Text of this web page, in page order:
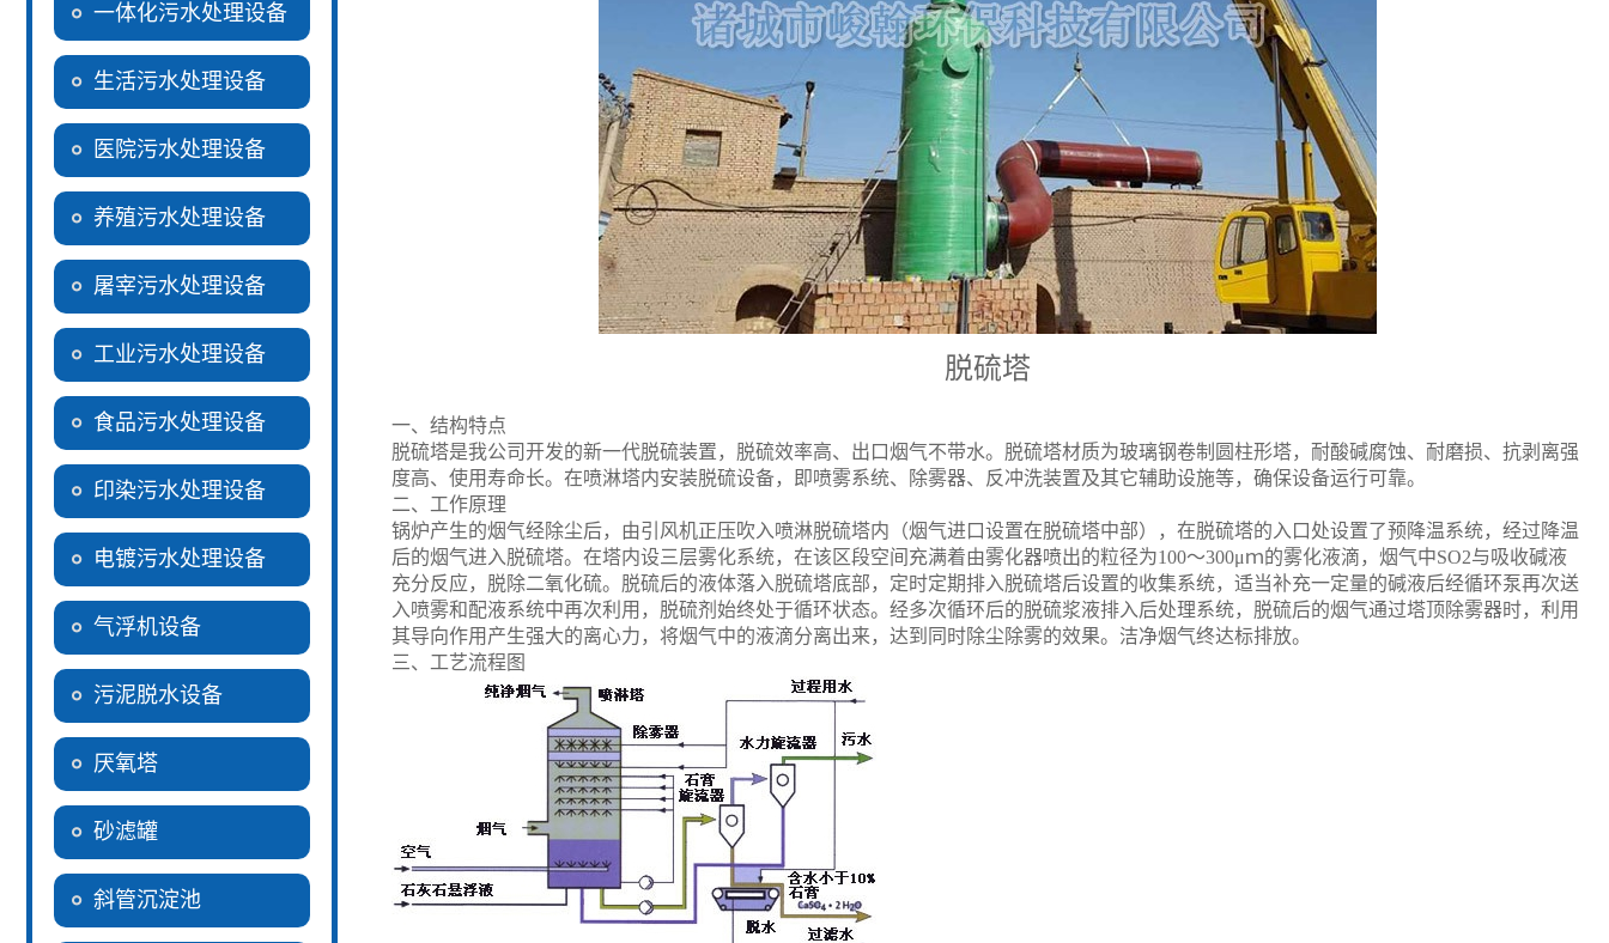
一体化污水处理设备
生活污水处理设备
医院污水处理设备
养殖污水处理设备
屠宰污水处理设备
工业污水处理设备
食品污水处理设备
印染污水处理设备
电镀污水处理设备
气浮机设备
污泥脱水设备
厌氧塔
砂滤罐
斜管沉淀池
脱硫塔
一、结构特点
脱硫塔是我公司开发的新一代脱硫装置，脱硫效率高、出口烟气不带水。脱硫塔材质为玻璃钢卷制圆柱形塔，耐酸碱腐蚀、耐磨损、抗剥离强
度高、使用寿命长。在喷淋塔内安装脱硫设备，即喷雾系统、除雾器、反冲洗装置及其它辅助设施等，确保设备运行可靠。
二、工作原理
锅炉产生的烟气经除尘后，由引风机正压吹入喷淋脱硫塔内（烟气进口设置在脱硫塔中部），在脱硫塔的入口处设置了预降温系统，经过降温
后的烟气进入脱硫塔。在塔内设三层雾化系统，在该区段空间充满着由雾化器喷出的粒径为100～300μｍ的雾化液滴，烟气中SO2与吸收碱液
充分反应，脱除二氧化硫。脱硫后的液体落入脱硫塔底部，定时定期排入脱硫塔后设置的收集系统，适当补充一定量的碱液后经循环泵再次送
入喷雾和配液系统中再次利用，脱硫剂始终处于循环状态。 经多次循环后的脱硫浆液排入后处理系统，脱硫后的烟气通过塔顶除雾器时，利用
其导向作用产生强大的离心力，将烟气中的液滴分离出来，达到同时除尘除雾的效果。洁净烟气终达标排放。
三、工艺流程图